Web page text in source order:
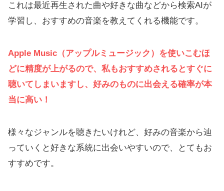
これは最近再生された曲や好きな曲などから検索AIが
学習し、おすすめの音楽を教えてくれる機能です。
Apple Music（アップルミュージック）を使いこむほ
どに精度が上がるので、私もおすすめされるとすぐに
聴いてしまいますし、好みのものに出会える確率が本
当に高い！
様々なジャンルを聴きたいけれど、好みの音楽から辿
っていくと好きな系統に出会いやすいので、とてもお
すすめです。